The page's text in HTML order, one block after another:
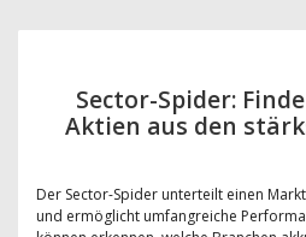
Sector-Spider:
Aktien aus den
Der Sector-Spider unterteilt einen
und ermöglicht umfangreiche